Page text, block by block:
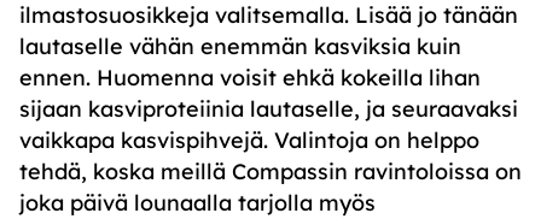
ilmastosuosikkeja valitsemalla. Lisää jo tänään
lautaselle vähän enemmän kasviksia kuin
ennen. Huomenna voisit ehkä kokeilla lihan
sijaan kasviproteiinia lautaselle, ja seuraavaksi
vaikkapa kasvispihvejä. Valintoja on helppo
tehdä, koska meillä Compassin ravintoloissa on
joka päivä lounaalla tarjolla myös